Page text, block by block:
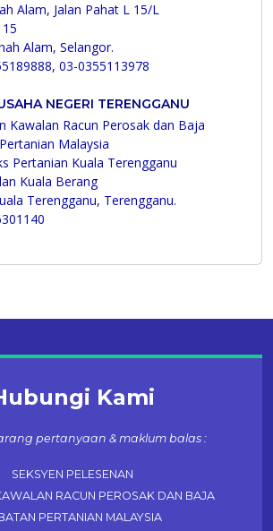
Alam, Jalan Pahat L 15/L
Alam, Selangor.
03-0355113978
NEGERI TERENGGANU
Kawalan Racun Perosak dan Baja
Malaysia
Pertanian Kuala Terengganu
Kuala Berang
Terengganu, Terengganu.
Kami
pertanyaan & maklum balas :
SEKSYEN PELESENAN
RACUN PEROSAK DAN BAJA
PERTANIAN MALAYSIA